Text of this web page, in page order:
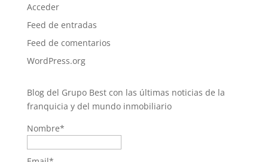
Acceder
Feed de entradas
Feed de comentarios
WordPress.org
Blog del Grupo Best con las últimas noticias de la
franquicia y del mundo inmobiliario
Nombre*